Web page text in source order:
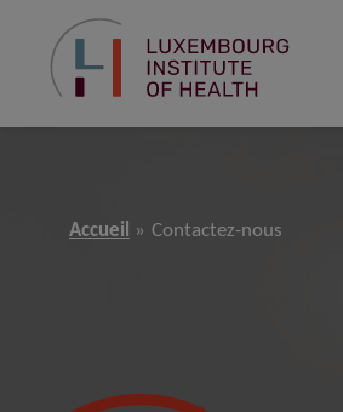
Accueil Contactez-nous